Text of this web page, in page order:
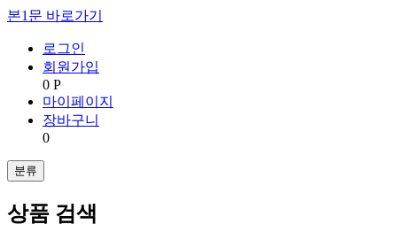
본1문 바로가기
로그인
회원가입
0 P
마이페이지
장바구니
0
분류
상품 검색